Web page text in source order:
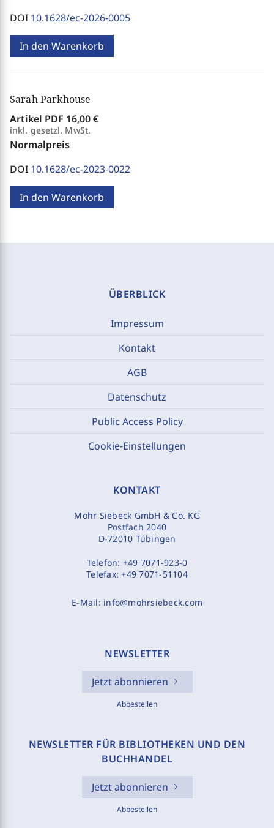
DOI 10.1628/ec-2026-0005
In den Warenkorb
Sarah Parkhouse
Artikel PDF 16,00 €
inkl. gesetzl. MwSt.
Normalpreis
DOI 10.1628/ec-2023-0022
In den Warenkorb
ÜBERBLICK
Impressum
Kontakt
AGB
Datenschutz
Public Access Policy
Cookie-Einstellungen
KONTAKT
Mohr Siebeck GmbH & Co. KG
Postfach 2040
D-72010 Tübingen
Telefon: +49 7071-923-0
Telefax:+49 7071-51104
E-Mail: info@mohrsiebeck.com
NEWSLETTER
Jetzt abonnieren
Abbestellen
NEWSLETTER FÜR BIBLIOTHEKEN UND DEN
BUCHHANDEL
Jetzt abonnieren
Abbestellen